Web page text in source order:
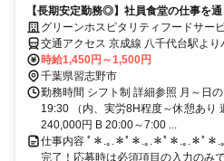
【長期安定勤務◎】社員食堂の仕事を
にお届けしませんか？
グリーンホスピタリティフードサー
交通アクセス 京成線 八千代台駅より
時給1,450円～1,500円
千葉県習志野市
勤務時間 シフト制 詳細参照 月～日
19:30 （内、実労8H程度～休憩あり
240,000円 B 20:00～7:00 ...
仕事内容 ﾟ＊.｡.＊ﾟ＊.｡.＊ﾟ＊.｡.＊ﾟ
完了！応募時は必須項目の入力のみ